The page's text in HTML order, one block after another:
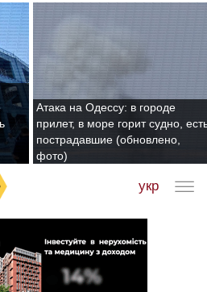
Атака на Одессу: в городе
прилет, в море горит судно,
пострадавшие (обновлено,
фото)
укр